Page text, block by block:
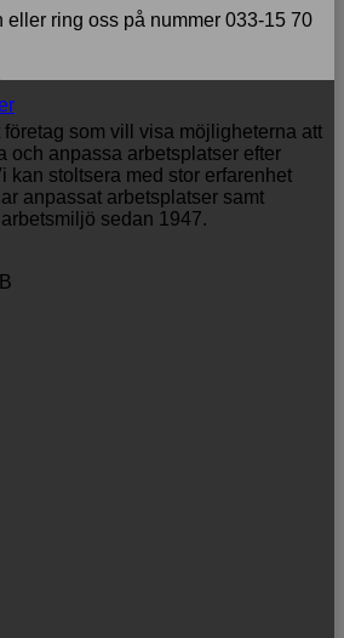
eller ring oss på nummer 033-15 70
företag som vill visa möjligheterna att
och anpassa arbetsplatser efter
kan stoltsera med stor erfarenhet
anpassat arbetsplatser samt
sedan 1947.